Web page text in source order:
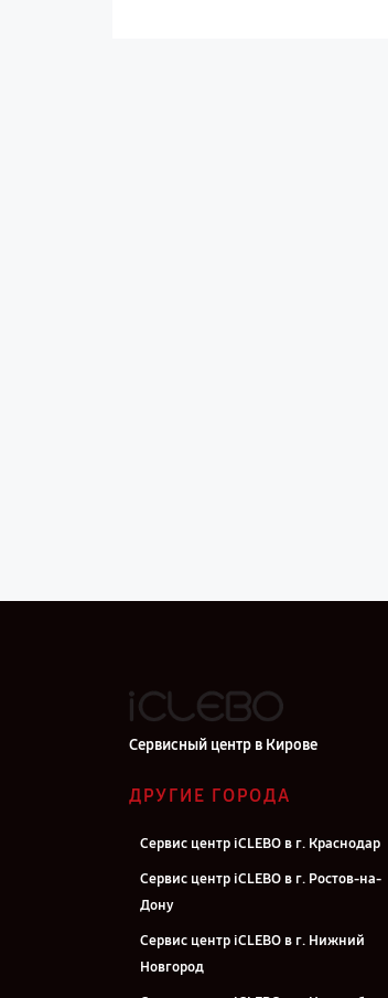
Сервисный центр в Кирове
ДРУГИЕ ГОРОДА
Сервис центр iCLEBO в г. Краснодар
Сервис центр iCLEBO в г. Ростов-на-
Дону
Сервис центр iCLEBO в г. Нижний
Новгород